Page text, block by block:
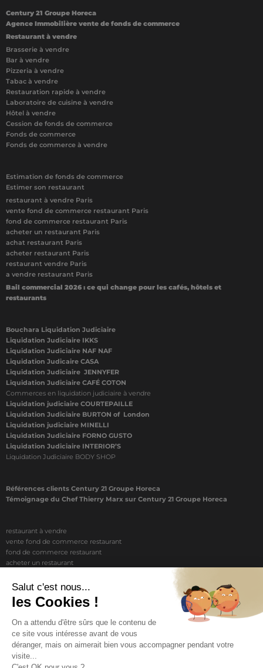
Century 21 Groupe Horeca
Agence Immobilière vente de fonds de commerce
Restaurant à vendre
Brasserie à vendre
Bar à vendre
Pizzeria à vendre
Tabac à vendre
Restauration rapide à vendre
Laboratoire de cuisine à vendre
Hôtel à vendre
Cession de fonds de commerce
Fonds de commerce
Fonds de commerce à vendre
Estimation de fonds de commerce
Estimer son restaurant
restaurant à vendre Paris
vente fond de commerce restaurant Paris
fond de commerce restaurant Paris
acheter un restaurant Paris
achat restaurant Paris
acheter restaurant Paris
restaurant vendre Paris
a vendre restaurant Paris
Bail commercial 2026 : ce qui change pour les cafés, hôtels et
restaurants
Bouchara Liquidation Judiciaire
Liquidation Judiciaire IKKS
Liquidation Judiciaire NAF NAF
Liquidation Judicaire CASA
Liquidation Judiciaire JENNYFER
Liquidation Judiciaire CAFÉ COTON
Commerces en liquidation judiciaire à vendre
Liquidation judiciaire COURTEPAILLE
Liquidation Judiciaire BURTON of London
Liquidation judiciaire MINELLI
Liquidation Judiciaire FORNO GUSTO
Liquidation Judiciaire INTERIOR’S
Liquidation Judiciaire BODY SHOP
Références clients Century 21 Groupe Horeca
Témoignage du Chef Thierry Marx sur Century 21 Groupe Horeca
restaurant à vendre
vente fond de commerce restaurant
fond de commerce restaurant
acheter un restaurant
vente de fond de commerce restaurant
restaurant vendre